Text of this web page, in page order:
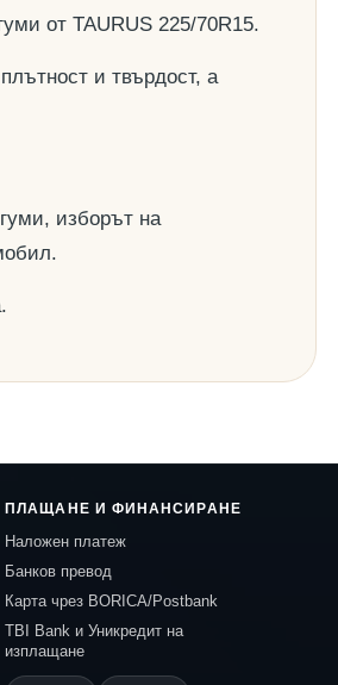
от TAURUS 225/70R15.
и твърдост, а
изборът на
ПЛАЩАНЕ И ФИНАНСИРАНЕ
Наложен платеж
Банков превод
Карта чрез BORICA/Postbank
TBI Bank и Уникредит на
изплащане